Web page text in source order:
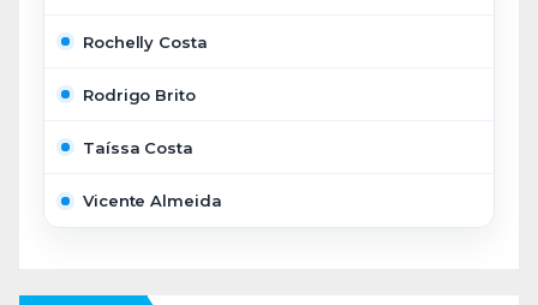
Rochelly Costa
Rodrigo Brito
Taíssa Costa
Vicente Almeida